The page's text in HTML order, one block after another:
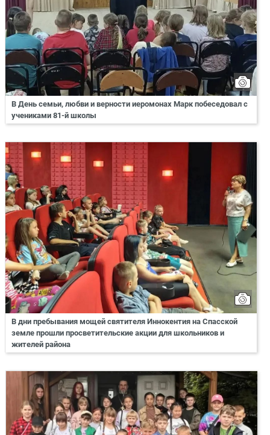
В День семьи, любви и верности иеромонах Марк побеседовал с
учениками 81-й школы
В дни пребывания мощей святителя Иннокентия на Спасской
земле прошли просветительские акции для школьников и
жителей района